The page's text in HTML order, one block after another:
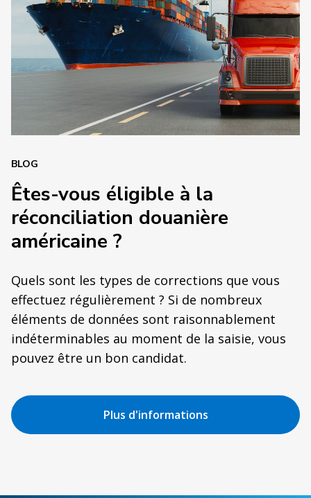
BLOG
Êtes-vous éligible à la
réconciliation douanière
américaine ?
Quels sont les types de corrections que vous
effectuez régulièrement ? Si de nombreux
éléments de données sont raisonnablement
indéterminables au moment de la saisie, vous
pouvez être un bon candidat.
Plus d'informations